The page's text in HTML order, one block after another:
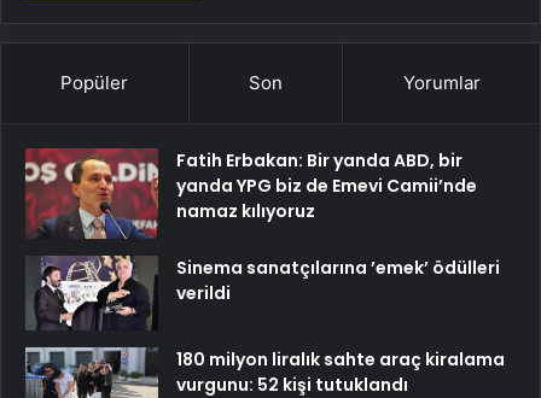
Popüler Son Yorumlar
Fatih Erbakan: Bir yanda ABD, bir
yanda YPG biz de Emevi Camii’nde
namaz kılıyoruz
Sinema sanatçılarına ’emek’ ödülleri
verildi
180 milyon liralık sahte araç kiralama
vurgunu: 52 kişi tutuklandı